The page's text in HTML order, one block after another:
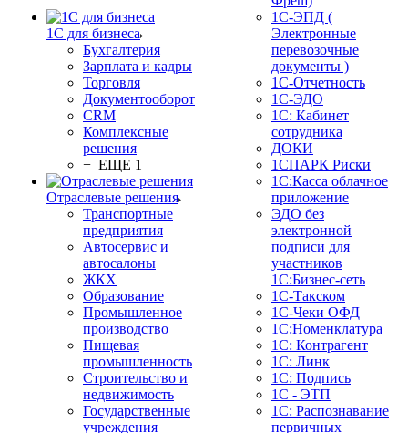
1С для бизнеса
Бухгалтерия
Зарплата и кадры
Торговля
Документооборот
CRM
Комплексные
решения
+ ЕЩЕ 1
Отраслевые решения
Транспортные
предприятия
Автосервис и
автосалоны
ЖКХ
Образование
Промышленное
производство
Пищевая
промышленность
Строительство и
недвижимость
Государственные
учреждения
1С-ЭПД (
Электронные
перевозочные
документы )
1С-Отчетность
1С-ЭДО
1С: Кабинет
сотрудника
ДОКИ
1СПАРК Риски
1С:Касса облачное
приложение
ЭДО без
электронной
подписи для
участников
1С:Бизнес-сеть
1С-Такском
1С-Чеки ОФД
1С:Номенклатура
1С: Контрагент
1С: Линк
1С: Подпись
1С - ЭТП
1С: Распознавание
первичных